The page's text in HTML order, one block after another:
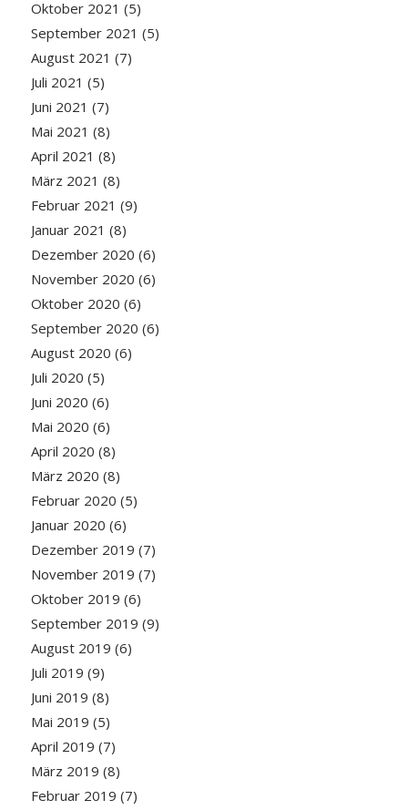
Oktober 2021 (5)
September 2021 (5)
August 2021 (7)
Juli 2021 (5)
Juni 2021 (7)
Mai 2021 (8)
April 2021 (8)
März 2021 (8)
Februar 2021 (9)
Januar 2021 (8)
Dezember 2020 (6)
November 2020 (6)
Oktober 2020 (6)
September 2020 (6)
August 2020 (6)
Juli 2020 (5)
Juni 2020 (6)
Mai 2020 (6)
April 2020 (8)
März 2020 (8)
Februar 2020 (5)
Januar 2020 (6)
Dezember 2019 (7)
November 2019 (7)
Oktober 2019 (6)
September 2019 (9)
August 2019 (6)
Juli 2019 (9)
Juni 2019 (8)
Mai 2019 (5)
April 2019 (7)
März 2019 (8)
Februar 2019 (7)